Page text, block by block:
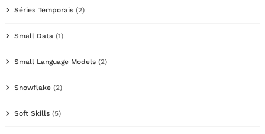
Séries Temporais (2)
Small Data (1)
Small Language Models (2)
Snowflake (2)
Soft Skills (5)